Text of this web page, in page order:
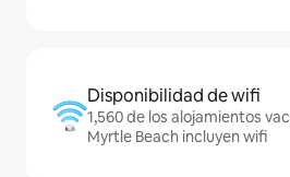
Disponibilidad de wifi
1,560 de los alojamientos
Myrtle Beach incluyen wifi